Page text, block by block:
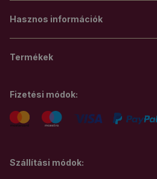
Hasznos információk
Termékek
Szállítási módok:
Fizetési módok: